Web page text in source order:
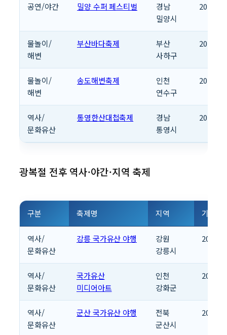
공연/야간 밀양 수퍼 페스티벌
경남
밀양시
물놀이/
해변
부산바다축제
부산
사하구
물놀이/
해변
송도해변축제
인천
연수구
역사/
문화유산
통영한산대첩축제
경남
통영시
광복절 전후 역사·야간·지역 축제
구분 축제명 지역 기간
역사/
문화유산
강릉 국가유산 야행
강원
강릉시
역사/
문화유산
국가유산
미디어아트
인천
강화군
역사/
문화유산
군산 국가유산 야행
전북
군산시